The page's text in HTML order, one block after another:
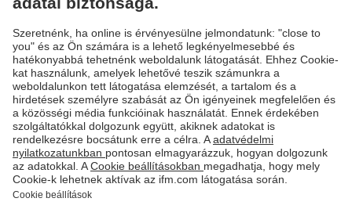
Fenntarthatóság